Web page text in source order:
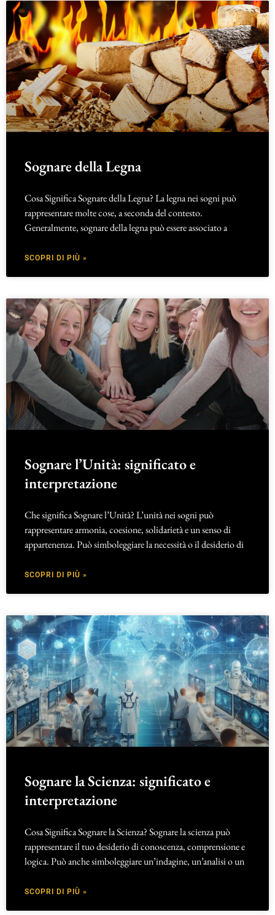
Sognare della Legna
Cosa Significa Sognare della Legna? La legna nei sogni può
rappresentare molte cose, a seconda del contesto.
Generalmente, sognare della legna può essere associato a
SCOPRI DI PIÙ »
Sognare l’Unità: significato e
interpretazione
Che significa Sognare l’Unità? L’unità nei sogni può
rappresentare armonia, coesione, solidarietà e un senso di
appartenenza. Può simboleggiare la necessità o il desiderio di
SCOPRI DI PIÙ »
Sognare la Scienza: significato e
interpretazione
Cosa Significa Sognare la Scienza? Sognare la scienza può
rappresentare il tuo desiderio di conoscenza, comprensione e
logica. Può anche simboleggiare un’indagine, un’analisi o un
SCOPRI DI PIÙ »